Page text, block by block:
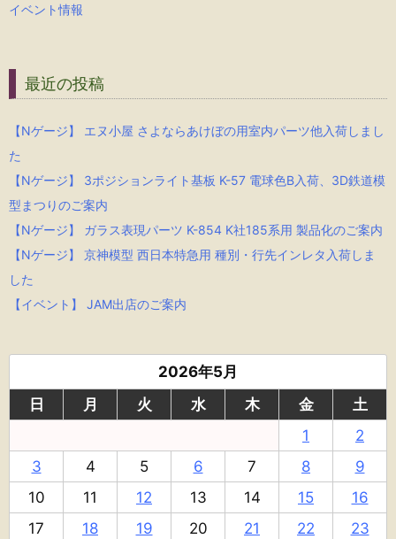
イベント情報
最近の投稿
【Nゲージ】 エヌ小屋 さよならあけぼの用室内パーツ他入荷しまし
た
【Nゲージ】 3ポジションライト基板 K-57 電球色B入荷、3D鉄道模
型まつりのご案内
【Nゲージ】 ガラス表現パーツ K-854 K社185系用 製品化のご案内
【Nゲージ】 京神模型 西日本特急用 種別・行先インレタ入荷しま
した
【イベント】 JAM出店のご案内
2026年5月
日
月 火 水 木 金
土
1
2
3
4 5 6 7 8
9
10
11 12 13 14 15
16
17
18 19 20 21 22
23